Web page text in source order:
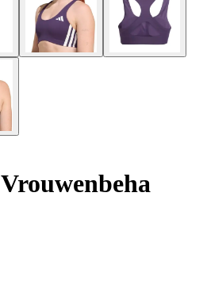
Vrouwenbeha